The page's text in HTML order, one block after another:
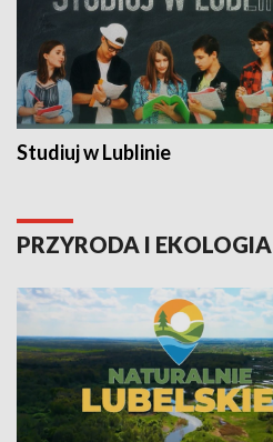
Studiuj w Lublinie
PRZYRODA I EKOLOGIA